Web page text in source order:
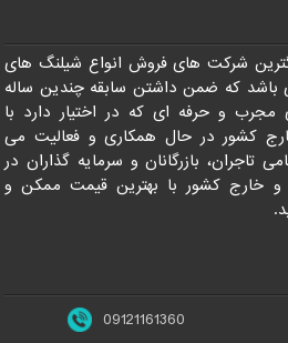
شرکت های فروش انواع شیلنگ های
باشد که ضمن داشتن سابقه چندین ساله
و حرفه ای که در اختیار دارد با
کشور در حال همکاری و فعالیت می
تاجران، بازرگانان و سرمایه گذاران در
و خارج کشور با بهترین قیمت ممکن و
09121161360